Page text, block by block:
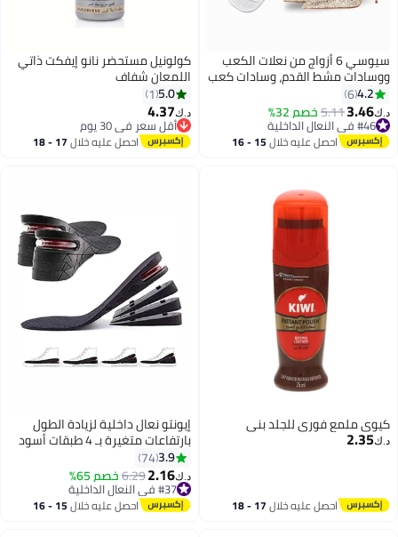
سيوسي 6 أزواج من نعلات الكعب
ووسادات مشط القدم، وسادات كعب
من السيليكون الناعم، نعل أحذية
كبير الحجم، مناسب للجنسين لآلام
القدم، ومنع ظهور البثور، وواقيات
الكعب العالي
4.2
6
د.ك‏3.46
5.11خصم 32%
#46 في النعال الداخلية
#46 في النعال الداخلية احصل عليه خلال 15 - 16
كولونيل مستحضر نانو إيفكت ذاتي
اللمعان شفاف
5.0
1
د.ك‏4.37
أقل سعر في 30 يوم
أقل سعر في 30 يوماحصل عليه خلال 17 - 18
كيوي ملمع فوري للجلد بني
د.ك‏2.35
احصل عليه خلال 17 - 18
إيونتو نعال داخلية لزيادة الطول
بارتفاعات متغيرة بـ 4 طبقات أسود
3.9
74
د.ك‏2.16
6.29خصم 65%
#37 في النعال الداخلية
#37 في النعال الداخلية احصل عليه خلال 15 - 16